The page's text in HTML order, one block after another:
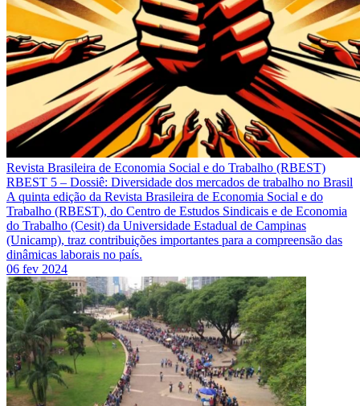
Revista Brasileira de Economia Social e do Trabalho (RBEST)
RBEST 5 – Dossiê: Diversidade dos mercados de trabalho no Brasil
A quinta edição da Revista Brasileira de Economia Social e do
Trabalho (RBEST), do Centro de Estudos Sindicais e de Economia
do Trabalho (Cesit) da Universidade Estadual de Campinas
(Unicamp), traz contribuições importantes para a compreensão das
dinâmicas laborais no país.
06 fev 2024